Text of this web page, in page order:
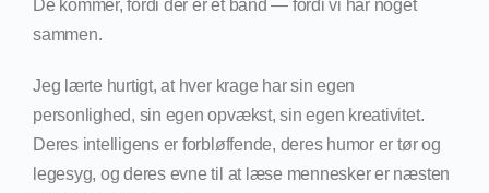
De kommer, fordi der er et bånd — fordi vi har noget
sammen.
Jeg lærte hurtigt, at hver krage har sin egen
personlighed, sin egen opvækst, sin egen kreativitet.
Deres intelligens er forbløffende, deres humor er tør og
legesyg, og deres evne til at læse mennesker er næsten